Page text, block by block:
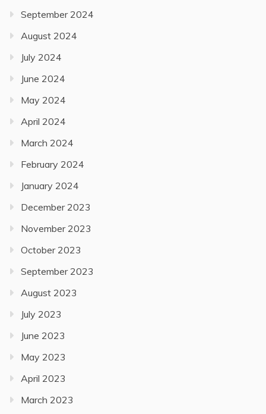
September 2024
August 2024
July 2024
June 2024
May 2024
April 2024
March 2024
February 2024
January 2024
December 2023
November 2023
October 2023
September 2023
August 2023
July 2023
June 2023
May 2023
April 2023
March 2023